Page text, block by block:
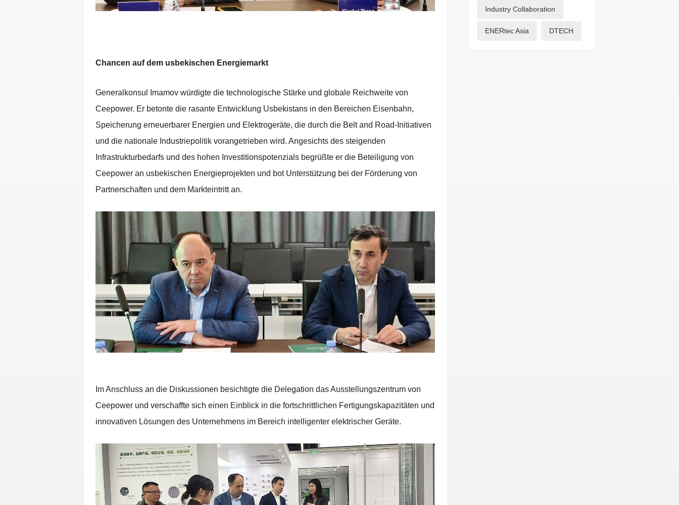
Industry Collaboration
ENERtec Asia DTECH
Chancen auf dem usbekischen Energiemarkt
Generalkonsul Imamov würdigte die technologische Stärke und globale Reichweite von
Ceepower. Er betonte die rasante Entwicklung Usbekistans in den Bereichen Eisenbahn,
Speicherung erneuerbarer Energien und Elektrogeräte, die durch die Belt and Road-Initiativen
und die nationale Industriepolitik vorangetrieben wird. Angesichts des steigenden
Infrastrukturbedarfs und des hohen Investitionspotenzials begrüßte er die Beteiligung von
Ceepower an usbekischen Energieprojekten und bot Unterstützung bei der Förderung von
Partnerschaften und dem Markteintritt an.
Im Anschluss an die Diskussionen besichtigte die Delegation das Ausstellungszentrum von
Ceepower und verschaffte sich einen Einblick in die fortschrittlichen Fertigungskapazitäten und
innovativen Lösungen des Unternehmens im Bereich intelligenter elektrischer Geräte.